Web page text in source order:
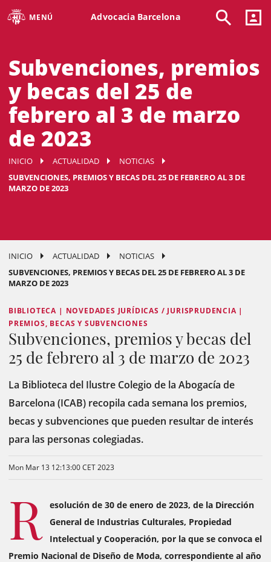
MENÚ Advocacia Barcelona
Subvenciones, premios
y becas del 25 de
febrero al 3 de marzo
de 2023
INICIO ACTUALIDAD
NOTICIAS
SUBVENCIONES, PREMIOS Y BECAS DEL 25 DE FEBRERO AL 3 DE
MARZO DE 2023
INICIO ACTUALIDAD
NOTICIAS
SUBVENCIONES, PREMIOS Y BECAS DEL 25 DE FEBRERO AL 3 DE
MARZO DE 2023
BIBLIOTECA | NOVEDADES JURÍDICAS / JURISPRUDENCIA |
PREMIOS, BECAS Y SUBVENCIONES
Subvenciones, premios y becas del
25 de febrero al 3 de marzo de 2023
La Biblioteca del Ilustre Colegio de la Abogacía de
Barcelona (ICAB) recopila cada semana los premios,
becas y subvenciones que pueden resultar de interés
para las personas colegiadas.
Mon Mar 13 12:13:00 CET 2023
R
esolución de 30 de enero de 2023, de la Dirección
General de Industrias Culturales, Propiedad
Intelectual y Cooperación, por la que se convoca el
Premio Nacional de Diseño de Moda, correspondiente al año